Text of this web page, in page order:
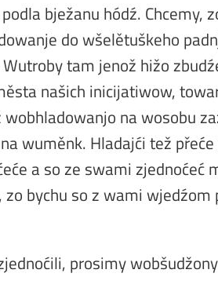
bježanu hódź. Chcemy,
do wšelětuškeho
tam jenož hižo
našich inicijatiwow,
na wosobu
wuměnk. Hladajći tež
a so ze swami zjednoćeć
bychu so z wami wjedźom
prosimy